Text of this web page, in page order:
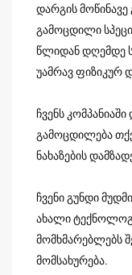
დარგის
გამოცდილი
წლიდან დღემდე
უამრავ ფიზიკურ
ჩვენს
გამოცდილება
ნახაზების
ჩვენი გუნდი
ახალი
მომხმარებლებს
მომსახურება.